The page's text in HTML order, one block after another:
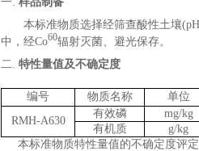
本标准物质选择经筛查酸性土壤(pH
中 ，经Co60辐射灭菌、避光保存。
二. 特性量值及不确定度
编号 物质名称 单位
RMH-A630
有效磷 mg/kg
有机质
g/kg
本标准物质特性量值的不确定度评